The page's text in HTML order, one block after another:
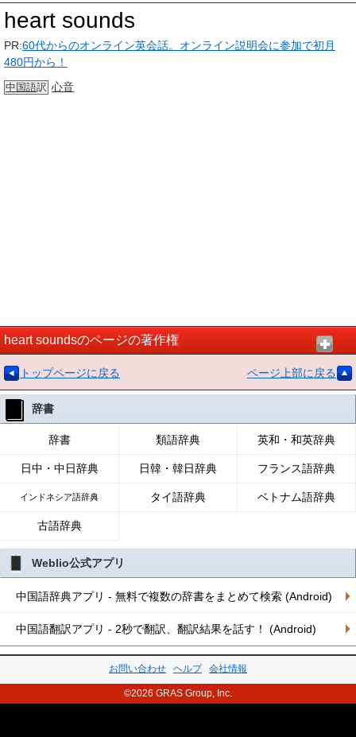
heart sounds
PR:60代からのオンライン英会話。オンライン説明会に参加で初月
480円から！
中国語訳 心音
heart soundsのページの著作権
トップページに戻る ページ上部に戻る
辞書
辞書 類語辞典 英和・和英辞典
日中・中日辞典 日韓・韓日辞典 フランス語辞典
インドネシア語辞典 タイ語辞典 ベトナム語辞典
古語辞典
Weblio公式アプリ
中国語辞典アプリ - 無料で複数の辞書をまとめて検索 (Android)
中国語翻訳アプリ - 2秒で翻訳、翻訳結果を話す！ (Android)
お問い合わせ ヘルプ 会社情報
©2026 GRAS Group, Inc.